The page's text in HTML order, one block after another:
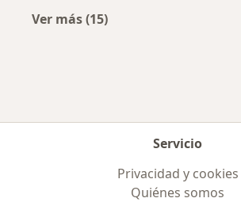
Ver más (15)
Servicio
Privacidad y cookies
Quiénes somos